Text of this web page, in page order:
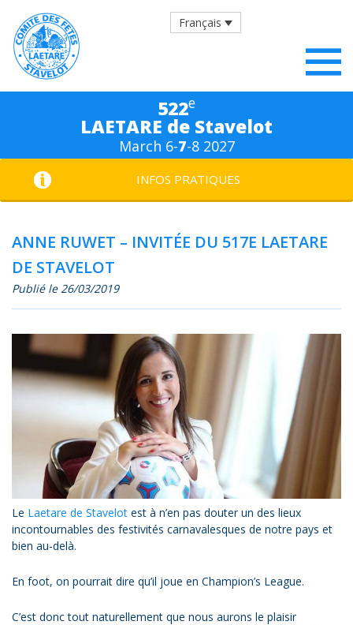
Français
522e
LAETARE de Stavelot
March 6-7-8 2027
INFOS PRATIQUES
ANNE RUWET – INVITÉE DU 517E LAETARE
DE STAVELOT
Publié le 26/03/2019
Le Laetare de Stavelot est à n’en pas douter un des lieux
incontournables des festivités carnavalesques de notre pays et
bien au-delà.
En foot, on pourrait dire qu’il joue en Champion’s League.
C’est donc tout naturellement que nous aurons le plaisir